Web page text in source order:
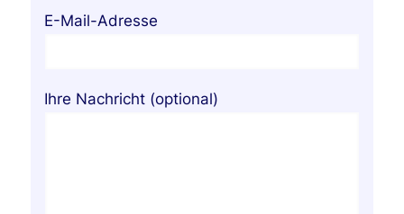
E-Mail-Adresse
Ihre Nachricht (optional)